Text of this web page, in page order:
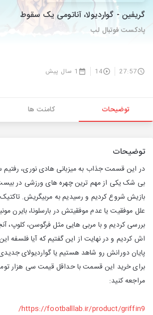
گریفین - گواردیولا، آناتومی یک سقوط
پادکست فوتبال لب
27:57
14 1 سال پیش
توضیحات کامنت ها
توضیحات
در این قسمت جذاب به میزبانی هادی نوری، رفتیم
بی شک یکی از مهم ترین چهره های ورزشی در
بازیش شروع کردیم و رسیدیم به مربیگریش.
علل موفقیت یا عدم موفقیتش در بارسلونا، بایرن
بررسی کردیم و با مربی هایی مثل فرگوسن، کلوپ،
اش کردیم و در نهایت از این گفتیم که آیا فلسفه
پایان دورانش رو شاهد هستیم یا گواردیولای جدیدی
برای خرید این قسمت با حداقل قیمت سی هزار
مراجعه کنید:
https://footballlab.ir/product/griffin9/